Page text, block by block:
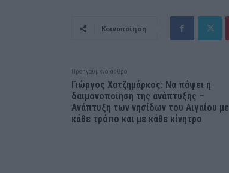
Κοινοποίηση
Προηγούμενο άρθρο
Γιώργος Χατζημάρκος: Να πάψει η
δαιμονοποίηση της ανάπτυξης –
Ανάπτυξη των νησίδων του Αιγαίου με
κάθε τρόπο και με κάθε κίνητρο